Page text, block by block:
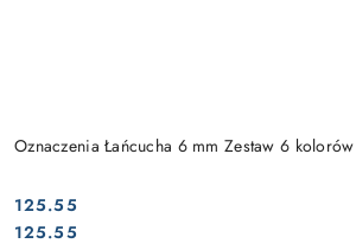
Oznaczenia Łańcucha 6 mm Zestaw 6
Cena:
125.55
Cena:
125.55